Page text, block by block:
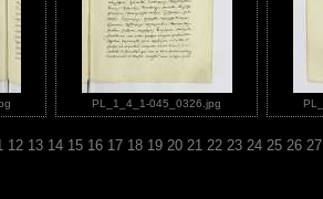
PL_1_4_1-045_0326.jpg
12 13 14 15 16 17 18 19 20 21 22 23 24 25 26